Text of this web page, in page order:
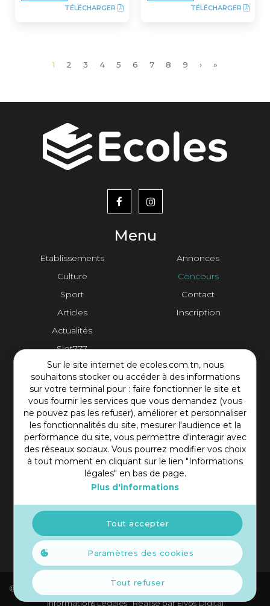
TÉLÉCHARGER TÉLÉCHARGER
Page
1 Page
2 Page
3 Page
4 Page
5 Page
6 Page
7 Page
8 Page
9
Page
›
Dernière
»
Sur le site internet de ecoles.com.tn, nous
souhaitons stocker ou accéder à des informations
sur votre terminal pour : faire fonctionner le site et
vous fournir les services que vous demandez (vous
ne pouvez pas les refuser), améliorer et personnaliser
les fonctionnalités du site, mesurer l'audience et la
performance du site, vous permettre d'interagir avec
des réseaux sociaux. Vous pourrez modifier vos choix
à tout moment en cliquant sur le lien "Informations
légales" en bas de page.
Plus d'informations
Paramètres des cookies
Tout refuser
Tout accepter
Menu
Etablissements
Culture
Sport
Articles
Actualités
Slot777
menu
footer2
Annonces
Concours
Contact
Inscription
Contact Plateforme
Rue Mohamed Shim, Rbat Monastir 5000 Tunisie
+216 97 50 60 54
contact@ecoles.com.tn
© 2021 Copyright Ecoles. Tous droits réservés.
Informations LégalesRéalisé parElyos Digital